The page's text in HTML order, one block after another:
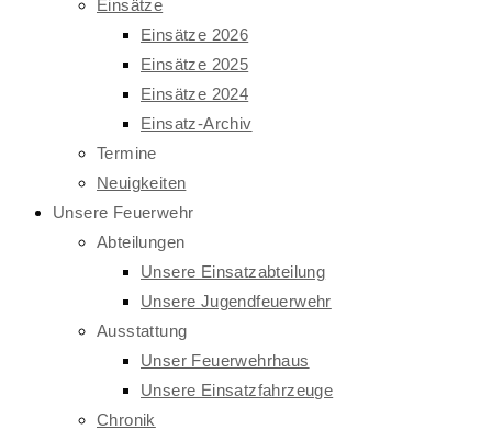
Einsätze
Einsätze 2026
Einsätze 2025
Einsätze 2024
Einsatz-Archiv
Termine
Neuigkeiten
Unsere Feuerwehr
Abteilungen
Unsere Einsatzabteilung
Unsere Jugendfeuerwehr
Ausstattung
Unser Feuerwehrhaus
Unsere Einsatzfahrzeuge
Chronik